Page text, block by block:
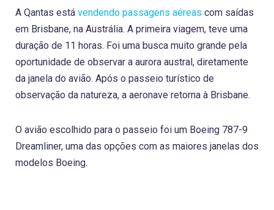
A Qantas está vendendo passagens aéreas com saídas
em Brisbane, na Austrália. A primeira viagem, teve uma
duração de 11 horas. Foi uma busca muito grande pela
oportunidade de observar a aurora austral, diretamente
da janela do avião. Após o passeio turístico de
observação da natureza, a aeronave retorna à Brisbane.
O avião escolhido para o passeio foi um Boeing 787-9
Dreamliner, uma das opções com as maiores janelas dos
modelos Boeing.